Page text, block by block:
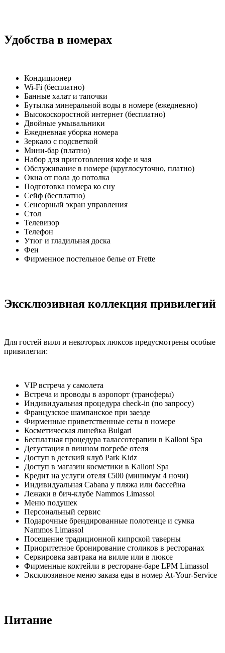
Удобства в номерах
Кондиционер
Wi-Fi (бесплатно)
Банные халат и тапочки
Бутылка минеральной воды в номере (ежедневно)
Высокоскоростной интернет (бесплатно)
Двойные умывальники
Ежедневная уборка номера
Зеркало с подсветкой
Мини-бар (платно)
Набор для приготовления кофе и чая
Обслуживание в номере (круглосуточно, платно)
Окна от пола до потолка
Подготовка номера ко сну
Сейф (бесплатно)
Сенсорный экран управления
Стол
Телевизор
Телефон
Утюг и гладильная доска
Фен
Фирменное постельное белье от Frette
Эксклюзивная коллекция привилегий
Для гостей вилл и некоторых люксов предусмотрены особые
привилегии:
VIP встреча у самолета
Встреча и проводы в аэропорт (трансферы)
Индивидуальная процедура check-in (по запросу)
Французское шампанское при заезде
Фирменные приветственные сеты в номере
Косметическая линейка Bulgari
Бесплатная процедура талассотерапии в Kalloni Spa
Дегустация в винном погребе отеля
Доступ в детский клуб Park Kidz
Доступ в магазин косметики в Kalloni Spa
Кредит на услуги отеля €500 (минимум 4 ночи)
Индивидуальная Cabana у пляжа или бассейна
Лежаки в бич-клубе Nammos Limassol
Меню подушек
Персональный сервис
Подарочные брендированные полотенце и сумка
Nammos Limassol
Посещение традиционной кипрской таверны
Приоритетное бронирование столиков в ресторанах
Сервировка завтрака на вилле или в люксе
Фирменные коктейли в ресторане-баре LPM Limassol
Эксклюзивное меню заказа еды в номер At-Your-Service
Питание